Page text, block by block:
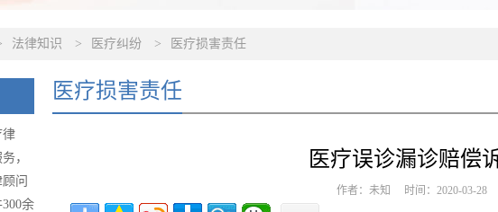
法律知识 > 医疗纠纷 > 医疗损害责任
律
，
问
余
医疗损害责任
医疗误诊漏诊赔偿
作者：未知 时间：2020-03-28